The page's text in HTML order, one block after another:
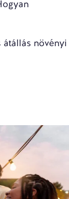
átállás növényi